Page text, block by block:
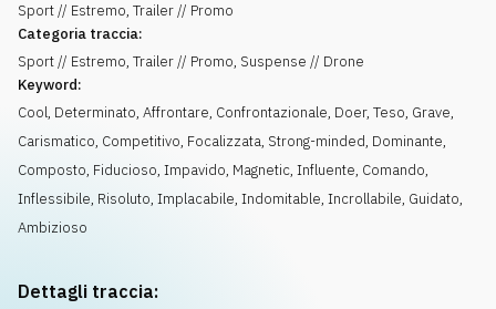
Sport // Estremo, Trailer // Promo
Categoria traccia:
Sport // Estremo, Trailer // Promo, Suspense // Drone
Keyword:
Cool, Determinato, Affrontare, Confrontazionale, Doer, Teso, Grave,
Carismatico, Competitivo, Focalizzata, Strong-minded, Dominante,
Composto, Fiducioso, Impavido, Magnetic, Influente, Comando,
Inflessibile, Risoluto, Implacabile, Indomitable, Incrollabile, Guidato,
Ambizioso
Dettagli traccia: